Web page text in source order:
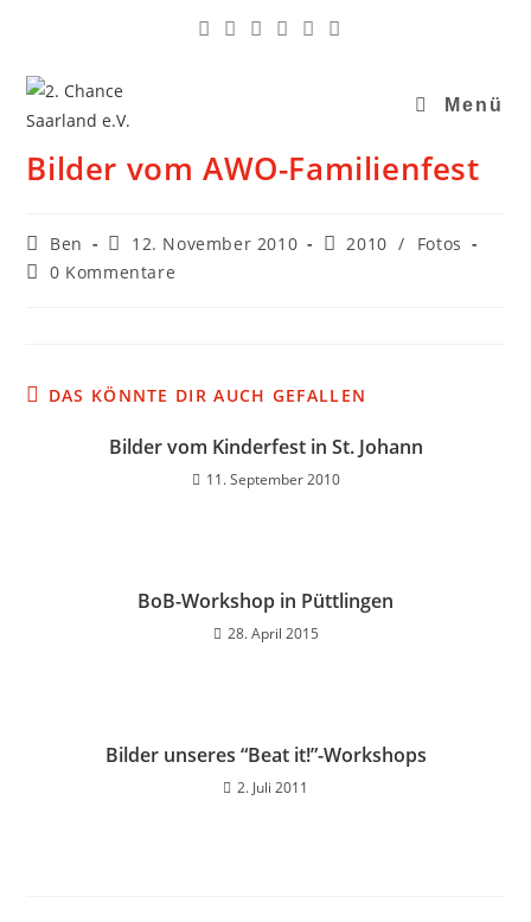
Menü
Bilder vom AWO-Familienfest
Ben 12. November 2010 2010 /
Fotos
0 Kommentare
DAS KÖNNTE DIR AUCH GEFALLEN
Bilder vom Kinderfest in St. Johann
11. September 2010
BoB-Workshop in Püttlingen
28. April 2015
Bilder unseres “Beat it!”-Workshops
2. Juli 2011